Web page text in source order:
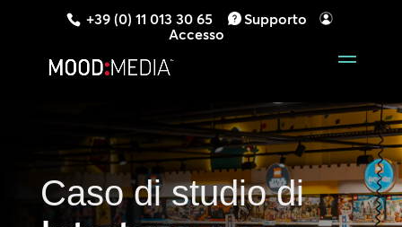
+39 (0) 11 013 30 65
Supporto
Accesso
Caso di studio di